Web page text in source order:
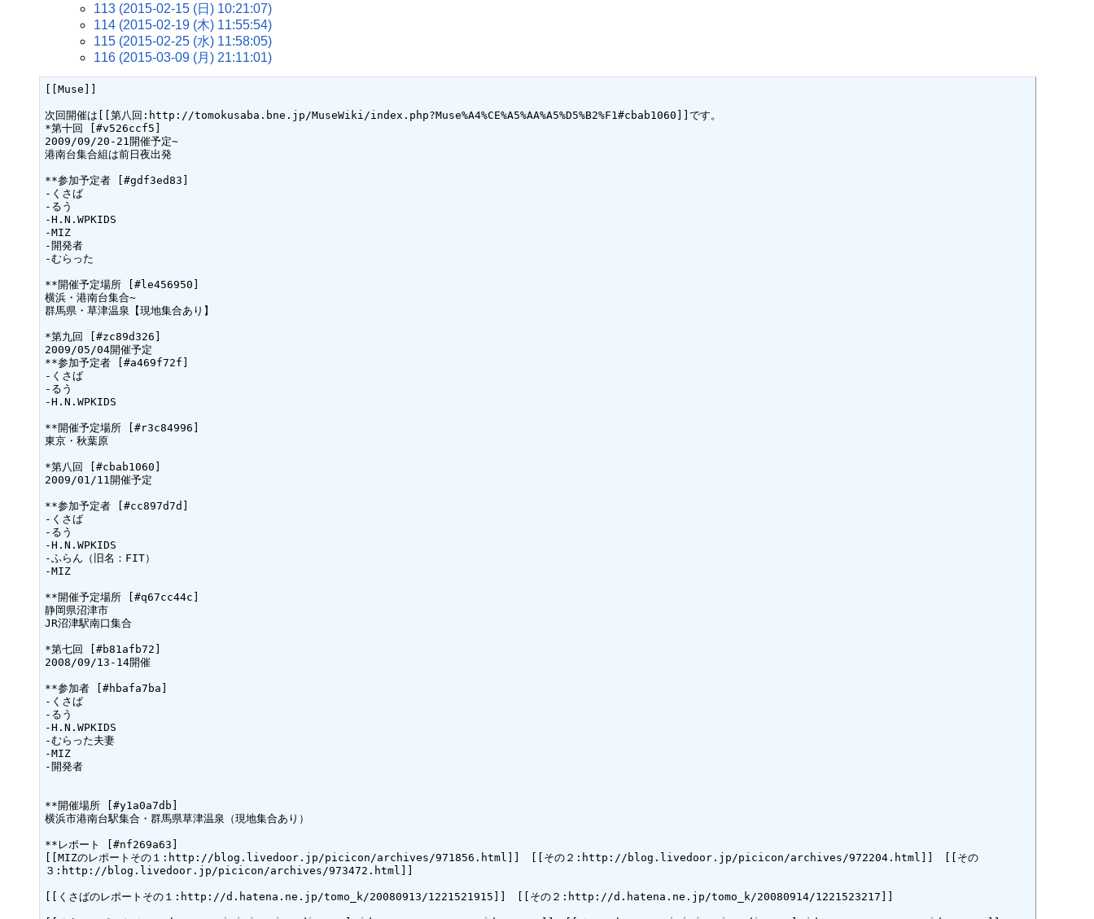
113 (2015-02-15 (日) 10:21:07)
114 (2015-02-19 (木) 11:55:54)
115 (2015-02-25 (水) 11:58:05)
116 (2015-03-09 (月) 21:11:01)
[[Muse]]
次回開催は[[第八回:http://tomokusaba.bne.jp/MuseWiki/index.php?Muse%A4%CE%A5%AA%A5%D5%B2%F1#cbab1060]]です。
*第十回 [#v526ccf5]
2009/09/20-21開催予定~
港南台集合組は前日夜出発
**参加予定者 [#gdf3ed83]
-くさば
-るう
-H.N.WPKIDS
-MIZ
-開発者
-むらった
**開催予定場所 [#le456950]
横浜・港南台集合~
群馬県・草津温泉【現地集合あり】
*第九回 [#zc89d326]
2009/05/04開催予定
**参加予定者 [#a469f72f]
-くさば
-るう
-H.N.WPKIDS
**開催予定場所 [#r3c84996]
東京・秋葉原
*第八回 [#cbab1060]
2009/01/11開催予定
**参加予定者 [#cc897d7d]
-くさば
-るう
-H.N.WPKIDS
-ふらん（旧名：FIT）
-MIZ
**開催予定場所 [#q67cc44c]
静岡県沼津市
JR沼津駅南口集合
*第七回 [#b81afb72]
2008/09/13-14開催
**参加者 [#hbafa7ba]
-くさば
-るう
-H.N.WPKIDS
-むらった夫妻
-MIZ
-開発者
**開催場所 [#y1a0a7db]
横浜市港南台駅集合・群馬県草津温泉（現地集合あり）
**レポート [#nf269a63]
[[MIZのレポートその１:http://blog.livedoor.jp/picicon/archives/971856.html]]　[[その２:http://blog.livedoor.jp/picicon/archives/972204.html]]　[[その
３:http://blog.livedoor.jp/picicon/archives/973472.html]]
[[くさばのレポートその１:http://d.hatena.ne.jp/tomo_k/20080913/1221521915]]　[[その２:http://d.hatena.ne.jp/tomo_k/20080914/1221523217]]